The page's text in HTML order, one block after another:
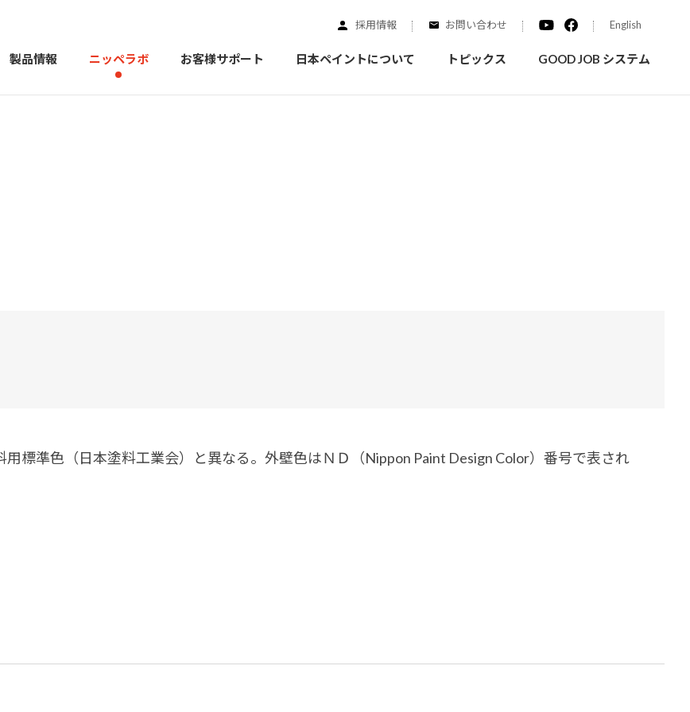
採用情報 お問い合わせ English
製品情報 ニッペラボ お客様サポート 日本ペイントについて トピックス GOOD JOB システム
標準色（日本塗料工業会）と異なる。外壁色はＮＤ（Nippon Paint Design Color）番号で表され